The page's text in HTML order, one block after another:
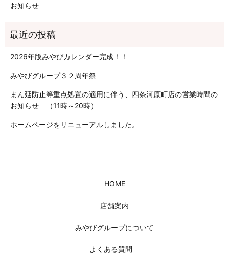
お知らせ
2026年版みやびカレンダー完成！！
みやびグループ３２周年祭
まん延防止等重点処置の適用に伴う、四条河原町店の営業時間の
お知らせ （11時～20時）
ホームページをリニューアルしました。
HOME
店舗案内
みやびグループについて
よくある質問